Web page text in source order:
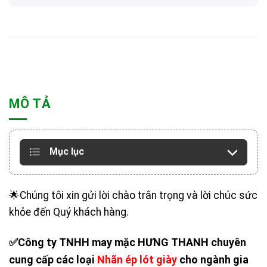
MÔ TẢ
Mục lục
🌟Chúng tôi xin gửi lời chào trân trọng và lời chúc sức
khỏe đến Quý khách hàng.
✅Công ty TNHH may mặc HƯNG THANH chuyên
cung cấp các loại Nhãn ép lót giày cho ngành gia